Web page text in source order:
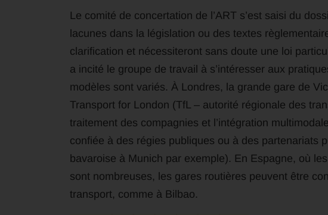
Le comité de concertation de l’ART s’est saisi du
lacunes dans la législation ou des textes
clarification et nécessiteront sans doute une loi
a incité le groupe de travail à s’intéresser aux
modèles sont variés. À Londres, la grande gare de
Transport for London (TfL – autorité régionale des
traitement des compagnies et l’intégration
confiée à des régies publiques ou à des partenariats
bavaroise à Munich par exemple). En Espagne, où
sont nombreuses, les gares routières peuvent être
transport, comme à Bilbao.